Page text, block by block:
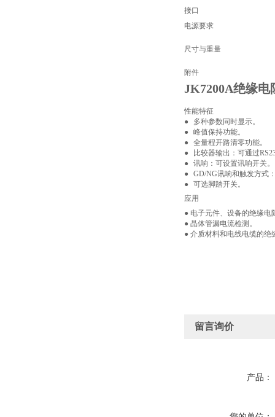
接口
电源要求
尺寸与重量
附件
JK7200A绝缘电
性能特征
●
多种参数同时显示。
● 峰值保持功能。
● 全量程开路清零功能。
●
比较器输出：可通过
● 讯响：可设置讯响开关。
● GD/NG讯响和触发方式
● 可选脚踏开关。
应用
● 电子元件、设备的绝缘电
● 晶体管漏电流检测。
● 介质材料和电线电缆的绝
留言询价
产品：